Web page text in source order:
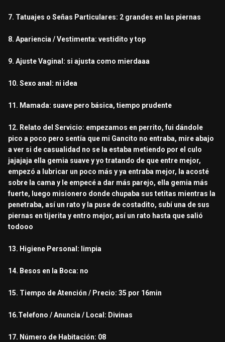
7. Tatuajes o Señas Particulares: 2 grandes en las piernas
8. Apariencia / Vestimenta: vestidito y top
9. Ajuste Vaginal: si ajusta como mierdaaa
10. Sexo anal: ni idea
11. Mamada: suave pero básica, tiempo prudente
12. Relato del Servicio: empezamos en perrito, fui dándole
pico a poco pero sentía que mi Gancito no entraba, mire abajo
a ver si de casualidad no se la estaba metiendo por el culo
jajajaja ella gemia suave y yo tratando de que entre mejor,
empezó a lubricar un poco más y ya entraba mejor, la acosté
sobre la cama y le empecé a dar más parejo, ella gemia más
fuerte, luego misionero donde chupaba sus tetitas mientras la
penetraba, así un rato y la puse de costadito, subí una de sus
piernas en tijerita y entro mejor, así un rato hasta que salió
todooo
13. Higiene Personal: limpia
14. Besos en la Boca: no
15. Tiempo de Atención / Precio: 35 por 16min
16.Telefono / Anuncia / Local: Divinas
17. Número de Habitación: 08